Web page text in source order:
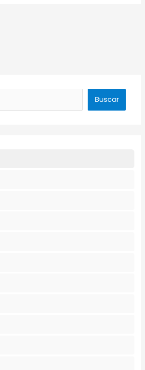
Buscar